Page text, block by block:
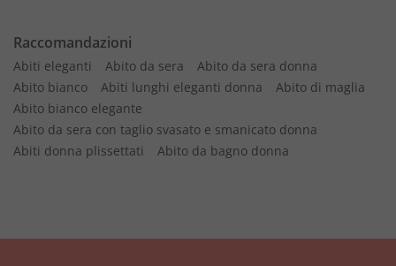
Raccomandazioni
Abiti eleganti Abito da sera
Abito da sera donna
Abito bianco
Abiti lunghi eleganti donna
Abito di maglia
Abito bianco elegante
Abito da sera con taglio svasato e smanicato donna
Abiti donna plissettati
Abito da bagno donna